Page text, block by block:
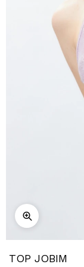
TOP JOBIM